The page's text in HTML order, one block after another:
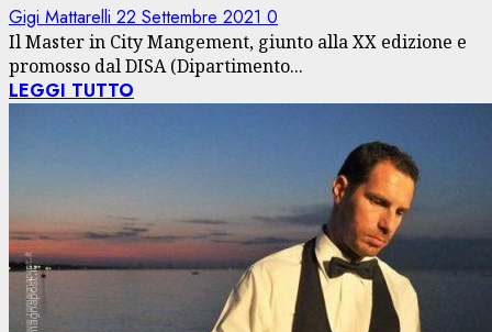
Gigi Mattarelli 22 Settembre 2021 0
Il Master in City Mangement, giunto alla XX edizione e
promosso dal DISA (Dipartimento...
LEGGI TUTTO